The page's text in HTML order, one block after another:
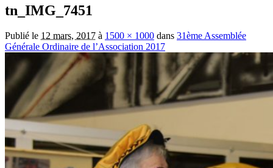
tn_IMG_7451
Publié le 12 mars, 2017 à 1500 × 1000 dans 31ème Assemblée
Générale Ordinaire de l’Association 2017